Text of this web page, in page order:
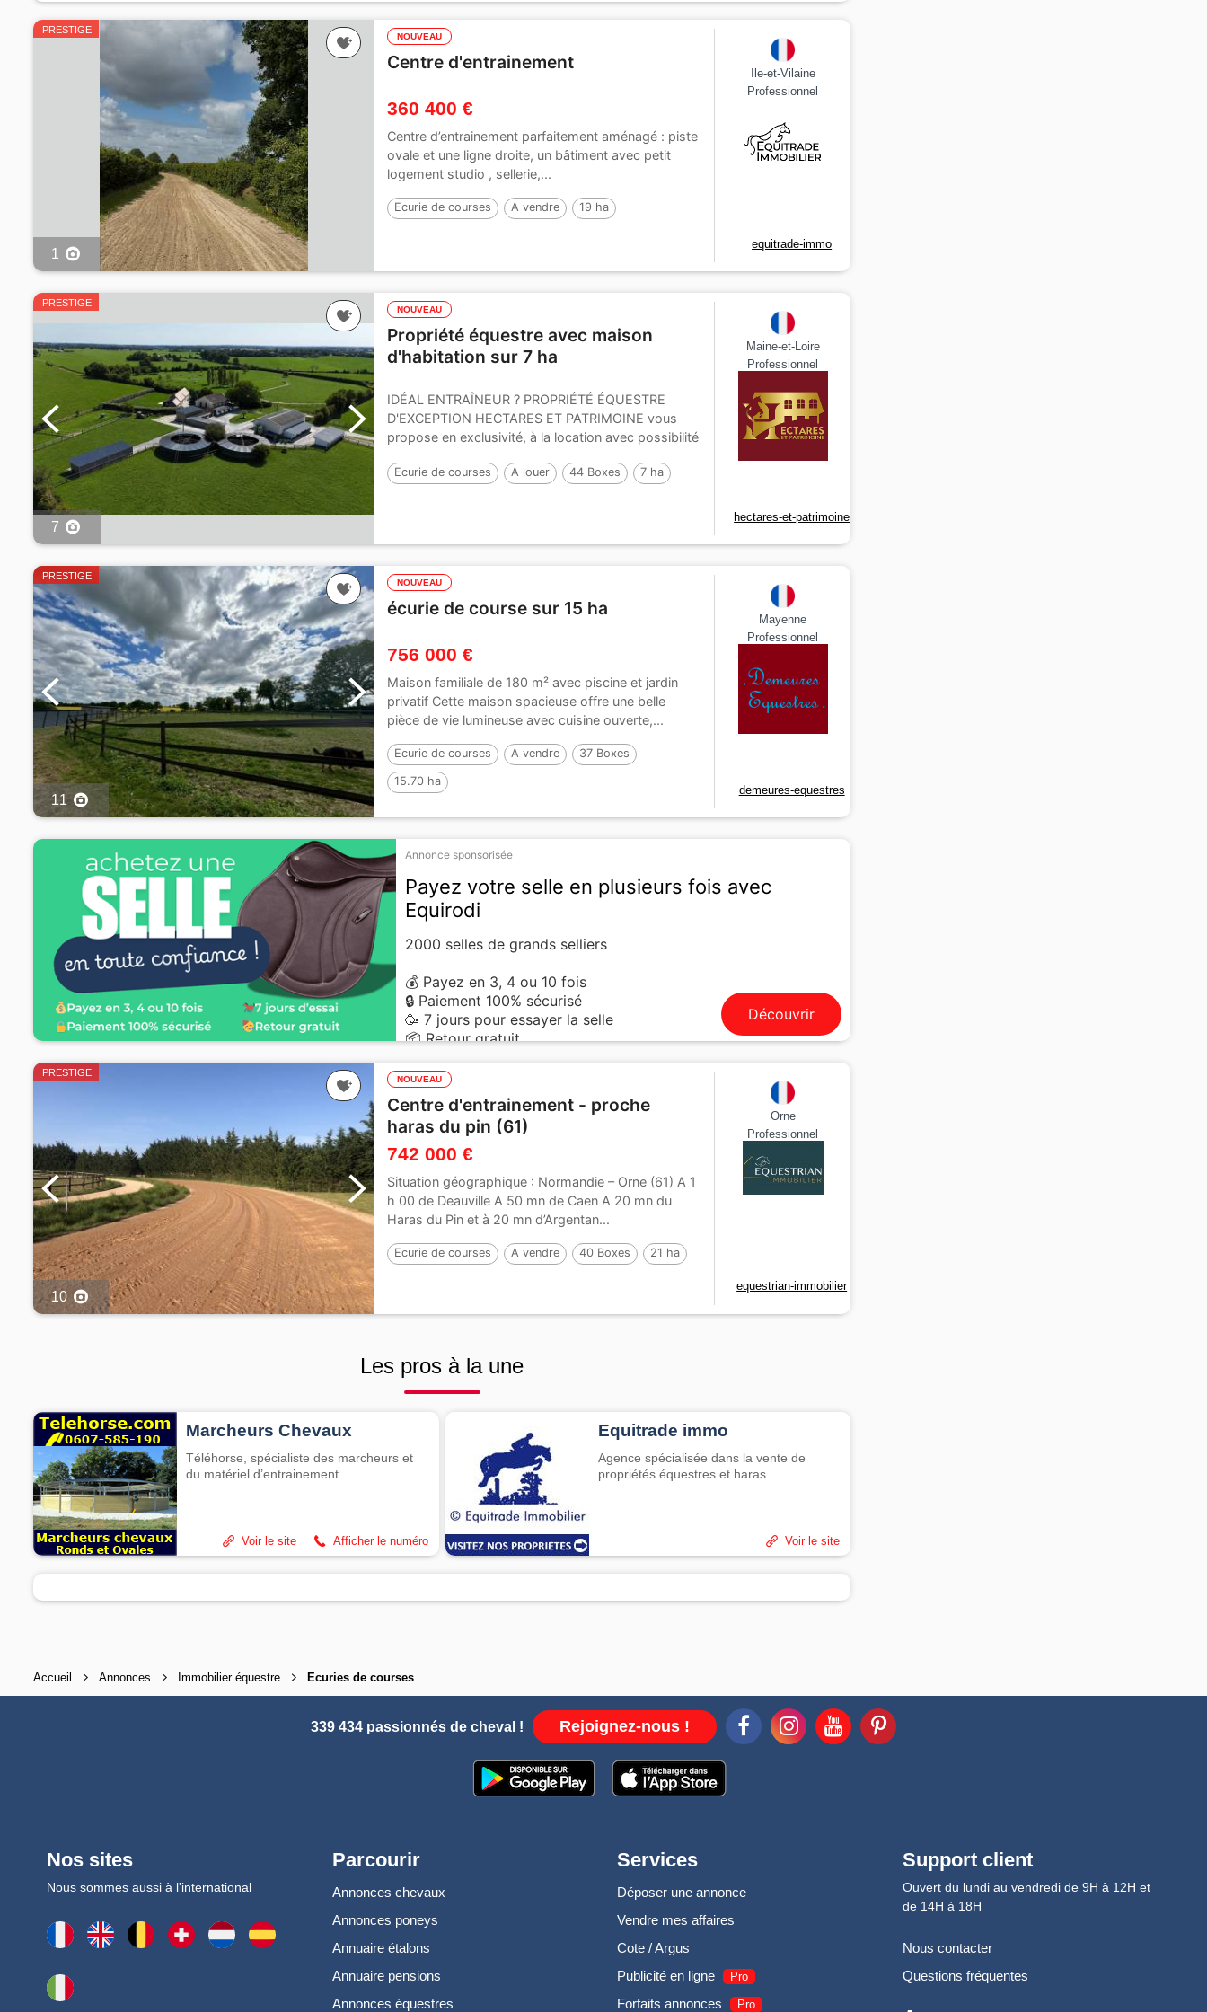
PRESTIGE
1
NOUVEAU
Centre d'entrainement
360 400 €
Centre d’entrainement parfaitement aménagé : piste
ovale et une ligne droite, un bâtiment avec petit
logement studio , sellerie,...
Ecurie de courses A vendre 19 ha
Ile-et-Vilaine
Professionnel
equitrade-immo
PRESTIGE
7
NOUVEAU
Propriété équestre avec maison
d'habitation sur 7 ha
IDÉAL ENTRAÎNEUR ? PROPRIÉTÉ ÉQUESTRE
D'EXCEPTION HECTARES ET PATRIMOINE vous
propose en exclusivité, à la location avec possibilité
Ecurie de courses A louer 44 Boxes 7 ha
Maine-et-Loire
Professionnel
hectares-et-patrimoine
PRESTIGE
11
NOUVEAU
écurie de course sur 15 ha
756 000 €
Maison familiale de 180 m² avec piscine et jardin
privatif Cette maison spacieuse offre une belle
pièce de vie lumineuse avec cuisine ouverte,...
Ecurie de courses A vendre 37 Boxes
15.70 ha
Mayenne
Professionnel
demeures-equestres
Annonce sponsorisée
Payez votre selle en plusieurs fois avec
Equirodi
2000 selles de grands selliers
💰 Payez en 3, 4 ou 10 fois
🔒 Paiement 100% sécurisé
🥳 7 jours pour essayer la selle
📦 Retour gratuit
Découvrir
PRESTIGE
10
NOUVEAU
Centre d'entrainement - proche
haras du pin (61)
742 000 €
Situation géographique : Normandie – Orne (61) A 1
h 00 de Deauville A 50 mn de Caen A 20 mn du
Haras du Pin et à 20 mn d’Argentan...
Ecurie de courses A vendre 40 Boxes 21 ha
Orne
Professionnel
equestrian-immobilier
Les pros à la une
Marcheurs Chevaux
Téléhorse, spécialiste des marcheurs et
du matériel d’entrainement
Afficher le numéro
Voir le site
Equitrade immo
Agence spécialisée dans la vente de
propriétés équestres et haras
Voir le site
Accueil Annonces Immobilier équestre Ecuries de courses
339 434 passionnés de cheval ! Rejoignez-nous !
Nos sites
Nous sommes aussi à l'international
Parcourir
Annonces chevaux
Annonces poneys
Annuaire étalons
Annuaire pensions
Annonces équestres
Services
Déposer une annonce
Vendre mes affaires
Cote / Argus
Publicité en ligne
Pro
Forfaits annonces Pro
Support client
Ouvert du lundi au vendredi de 9H à 12H et
de 14H à 18H
Nous contacter
Questions fréquentes